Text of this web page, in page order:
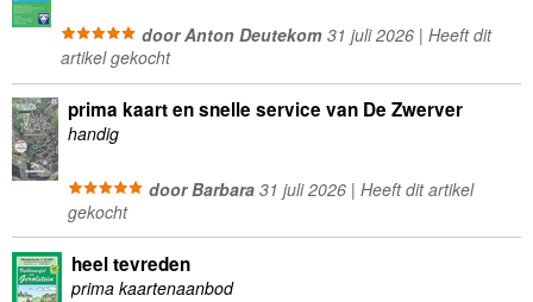
door Anton Deutekom31 juli 2026 | Heeft dit
artikel gekocht
prima kaart en snelle service van De Zwerver
handig
door Barbara31 juli 2026 | Heeft dit artikel
gekocht
heel tevreden
prima kaartenaanbod